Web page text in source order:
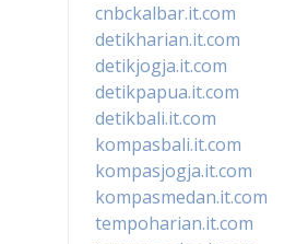
cnbckalbar.it.com
detikharian.it.com
detikjogja.it.com
detikpapua.it.com
detikbali.it.com
kompasbali.it.com
kompasjogja.it.com
kompasmedan.it.com
tempoharian.it.com